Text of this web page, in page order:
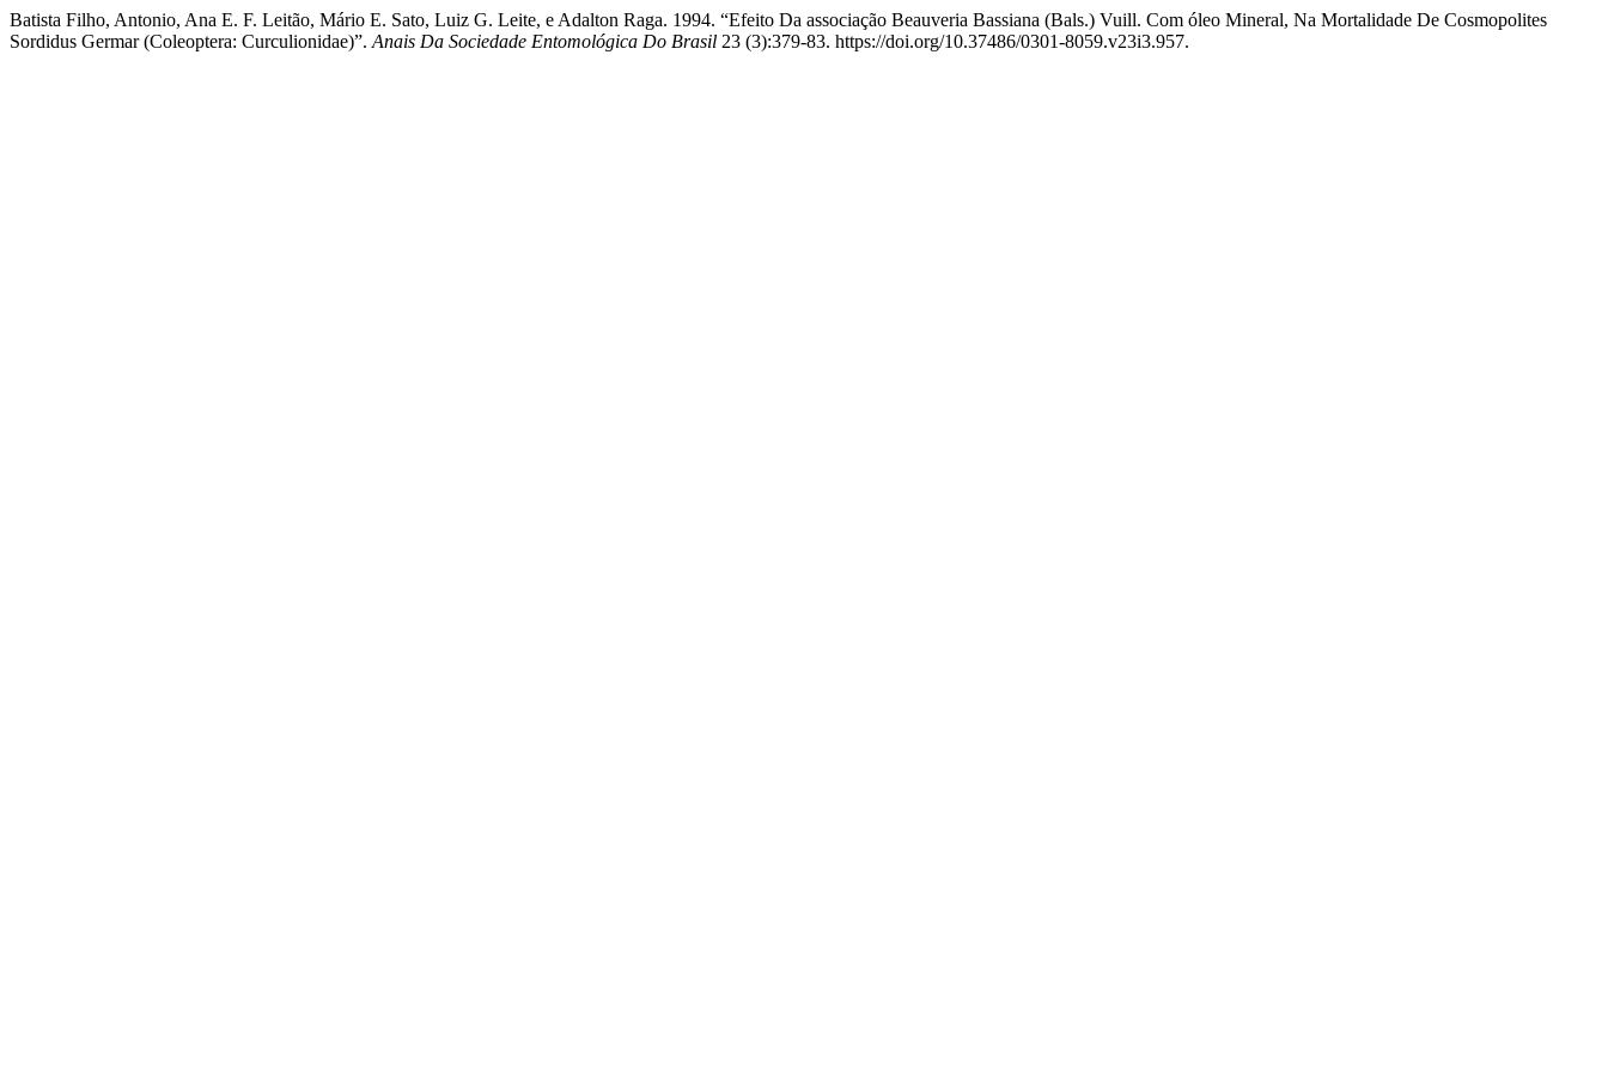
Batista Filho, Antonio, Ana E. F. Leitão, Mário E. Sato, Luiz G. Leite, e Adalton Raga. 1994. “Efeito Da associação Beauveria Bassiana (Bals.) Vuill. Com óleo Mineral, Na Mortalidade De Cosmopolites
Sordidus Germar (Coleoptera: Curculionidae)”. Anais Da Sociedade Entomológica Do Brasil 23 (3):379-83. https://doi.org/10.37486/0301-8059.v23i3.957.